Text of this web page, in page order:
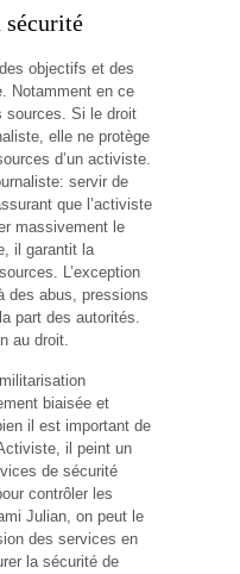
sécurité
objectifs et des
Notamment en ce
sources. Si le droit
elle ne protège
d’un activiste.
servir de
que l’activiste
massivement le
il garantit la
L’exception
des abus, pressions
part des autorités.
au droit.
biaisée et
il est important de
il peint un
de sécurité
contrôler les
Julian, on peut le
des services en
la sécurité de